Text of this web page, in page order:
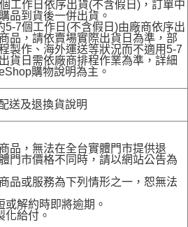
工作日依序出貨(不含假日)，訂單中
品到貨後一併出貨。
5-7個工作日(不含假日)由廠商依序出
品，請依賣場實際出貨日為準，部
製作、海外運送等狀況而不適用5-7
貨日需依廠商排程作業為準，詳細
購物說明為主。
送及退換貨說明
品，無法在全台實體門市提供退
門市價格不同時，請以網站公告為
品或服務為下列情形之一，恕無法
解約時即將逾期。
化給付。